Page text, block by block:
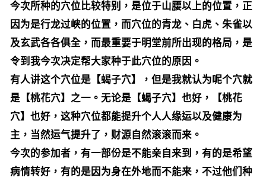
今次所种的穴位比较特别，是位于山腰以上的位置，正
因为是行龙过峡的位置，而穴位的青龙、白虎、朱雀以
及玄武各各俱全，而最重要于明堂前所出现的格局，是
令到我今次决定帮大家种于此穴位的原因。
有人讲这个穴位是【蝎子穴】，但是我就认为呢个穴就
是【桃花穴】之一。无论是【蝎子穴】也好，【桃花
穴】也好，这种穴位都能提升个人人缘运以及健康为
主，当然运气提升了，财源自然滚滚而来。
今次的参加者，有一部份是不能亲自来到，有的是希望
病情转好，有的是因为身在外地而不能来，不过他们种